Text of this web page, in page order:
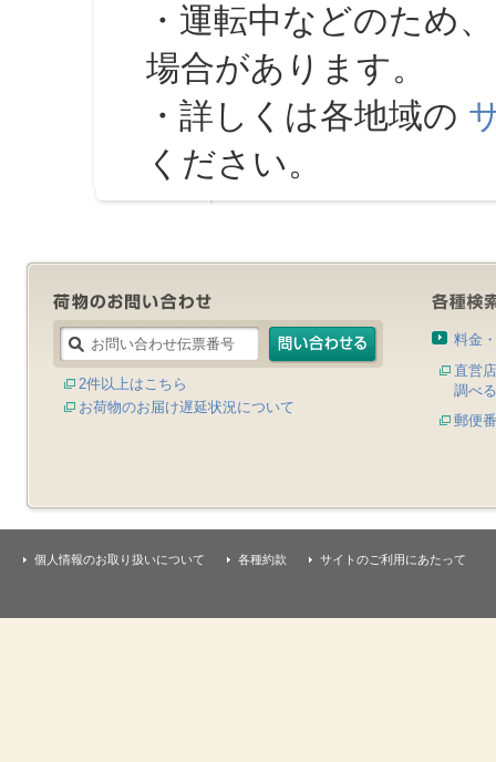
・運転中などのため
場合があります。
・詳しくは各地域の
ください。
2件以上はこちら
お荷物のお届け遅延状況について
料金
直営
調べる
郵便
個人情報のお取り扱いについて 各種約款 サイトのご利用にあたって